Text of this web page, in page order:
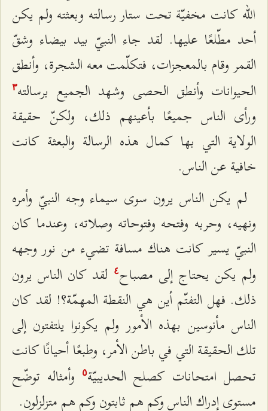
الله كانت مخفيّة تحت ستار رسالته وبعثته ولم يكن
أحد مطّلعًا عليها. لقد جاء النبيّ بيد بيضاء وشقّ
القمر وقام بالمعجزات، فتكلّمت معه الشجرة، وأنطق
الحيوانات وأنطق الحصى وشهد الجميع برسالته٣
ورأى الناس جميعًا بأعينهم ذلك، ولكنّ حقيقة
الولاية التي بها كمال هذه الرسالة والبعثة كانت
خافية عن الناس.
لم يكن الناس يرون سوى سيماء وجه النبيّ وأمره
ونهيه، وحربه وفتحه وفتوحاته وصلاته، وعندما كان
النبيّ يسير كانت هناك مسافة تضيء من نور وجهه
ولم يكن يحتاج إلى مصباح٤
لقد كان الناس يرون
ذلك. فهل التفتّم أين هي النقطة المهمّة؟! لقد كان
الناس مأنوسين بهذه الأمور ولم يكونوا يلتفتون إلى
تلك الحقيقة التي في باطن الأمر، وطبعًا أحيانًا كانت
تحصل امتحانات كصلح الحديبيّة٥
وأمثاله توضّح
مستوى إدراك الناس وكم هم ثابتون وكم هم متزلزلون.